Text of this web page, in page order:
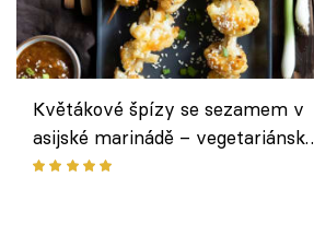
Květákové špízy se sezamem v
asijské marinádě – vegetariánská
chuťovka z grilu